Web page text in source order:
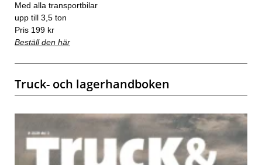
Med alla transportbilar
upp till 3,5 ton
Pris 199 kr
Beställ den här
Truck- och lagerhandboken